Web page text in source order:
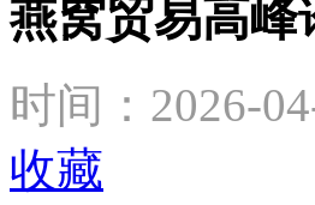
燕窝贸易高峰
时间：2026-
收藏